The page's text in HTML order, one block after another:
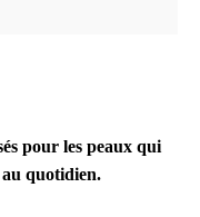
pour les peaux qui
quotidien.